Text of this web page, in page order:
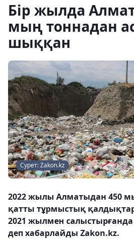
Бір жылда
мың тоннадан
шыққан
Сурет: Zakon.kz
2022 жылы Алматыдан 450
қатты тұрмыстық
2021 жылмен
деп хабарлайды Zakon.kz.